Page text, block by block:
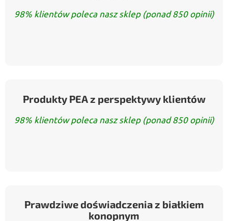
98% klientów poleca nasz sklep (ponad 850 opinii)
Produkty PEA z perspektywy klientów
98% klientów poleca nasz sklep (ponad 850 opinii)
Prawdziwe doświadczenia z białkiem
konopnym